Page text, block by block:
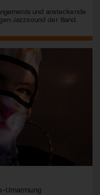
und ansteckende
Jazzsound der Band.
Umarmung